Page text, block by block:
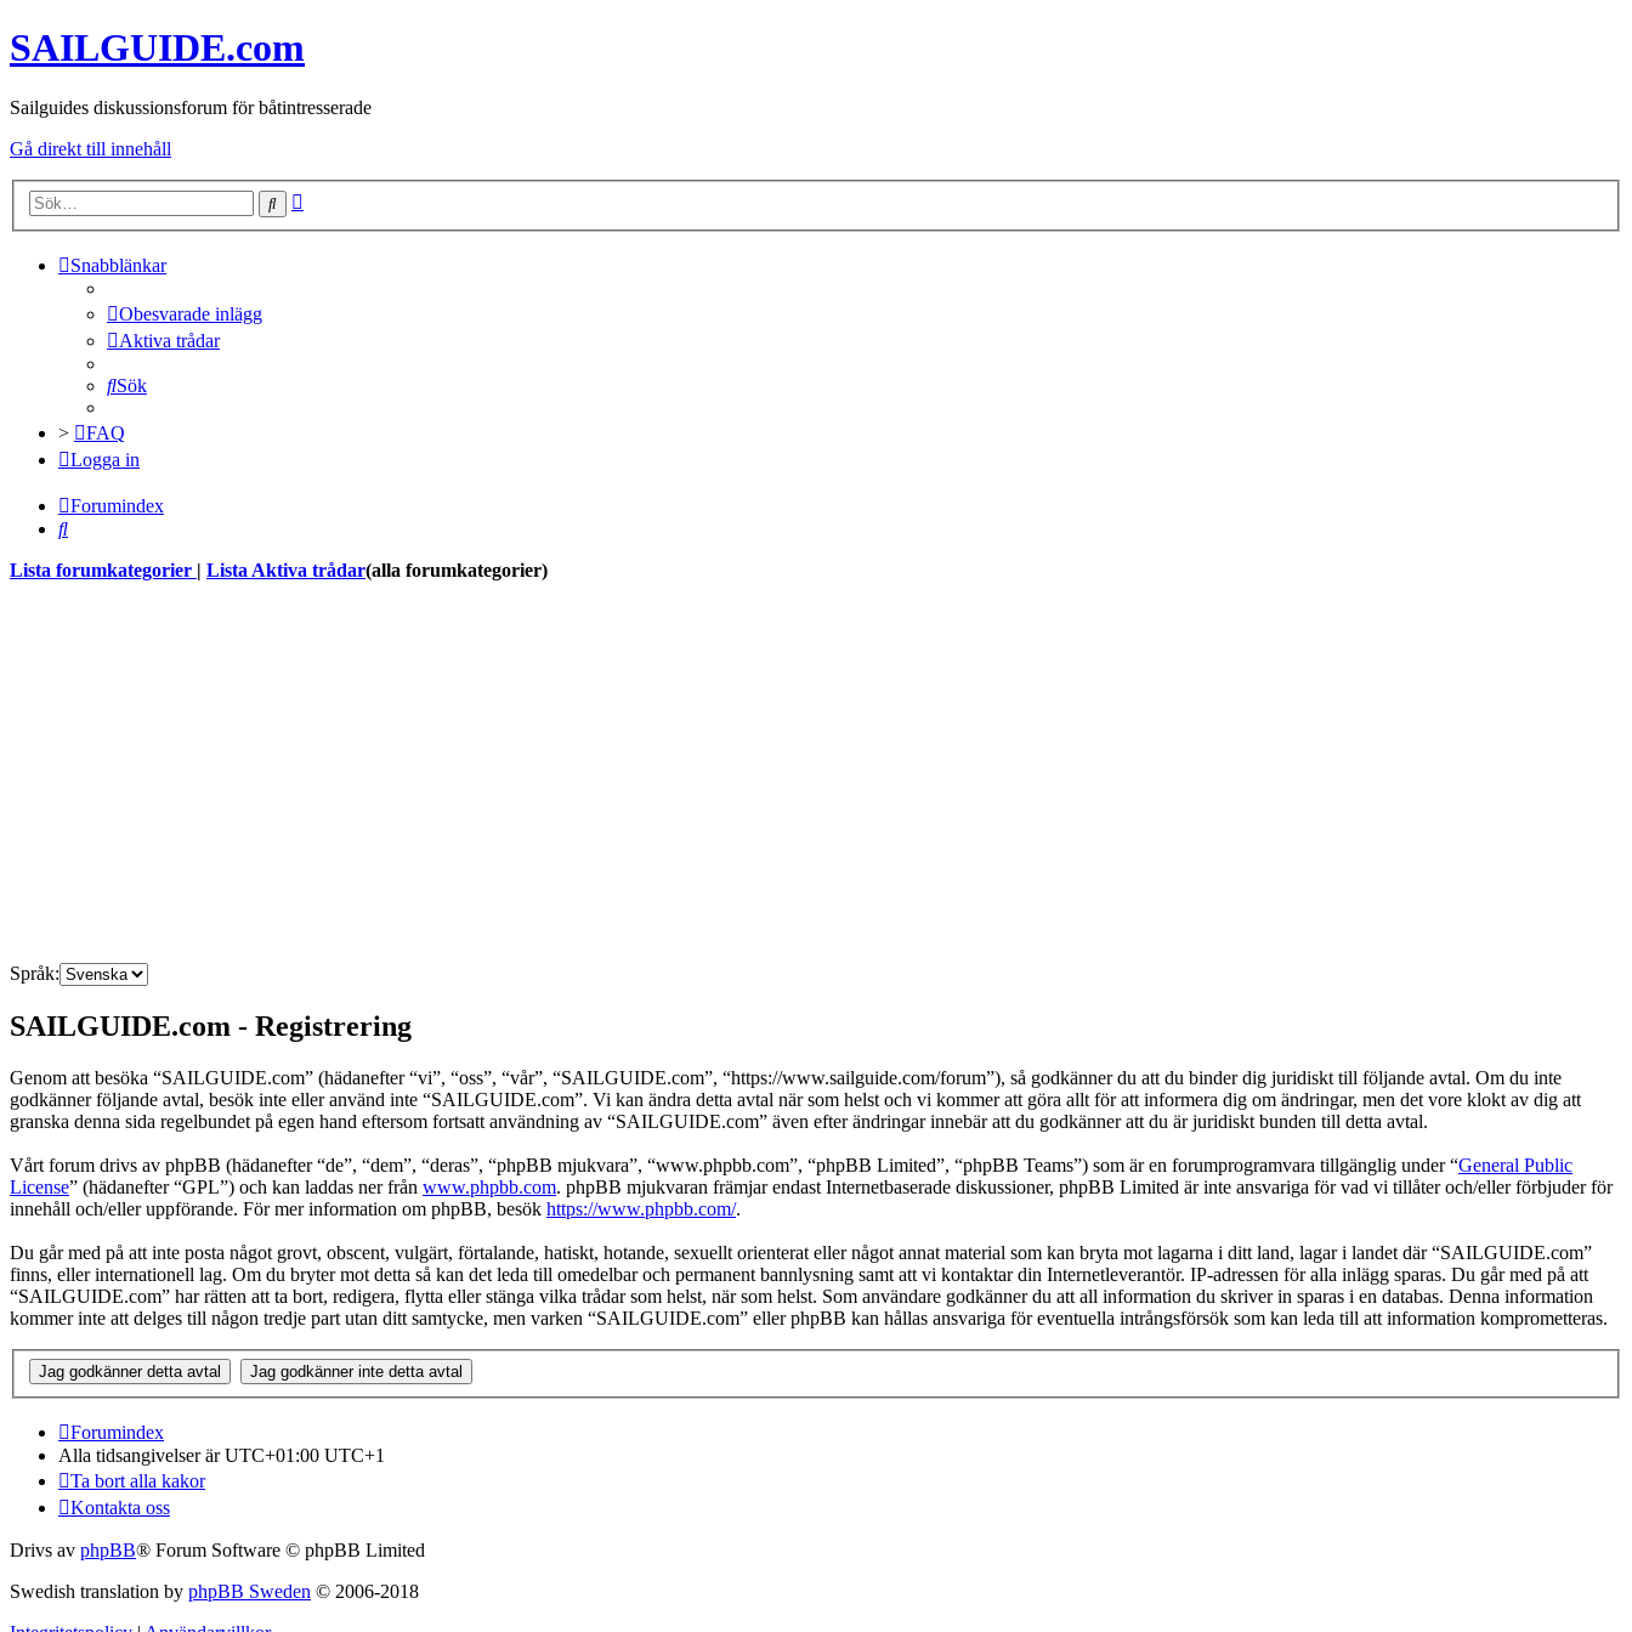
SAILGUIDE.com
Sailguides diskussionsforum för båtintresserade
Gå direkt till innehåll
Sök
Snabblänkar
Obesvarade inlägg
Aktiva trådar
Sök
>
FAQ
Logga in
Forumindex
Sök
Lista forumkategorier Lista Aktiva trådar(alla forumkategorier)
Språk:
SAILGUIDE.com - Registrering
Genom att besöka “SAILGUIDE.com” (hädanefter “vi”, “oss”, “vår”, “SAILGUIDE.com”, “https://www.sailguide.com/forum”), så godkänner du att du binder dig juridiskt till följande avtal. Om du inte
godkänner följande avtal, besök inte eller använd inte “SAILGUIDE.com”. Vi kan ändra detta avtal när som helst och vi kommer att göra allt för att informera dig om ändringar, men det vore klokt av dig att
granska denna sida regelbundet på egen hand eftersom fortsatt användning av “SAILGUIDE.com” även efter ändringar innebär att du godkänner att du är juridiskt bunden till detta avtal.
Vårt forum drivs av phpBB (hädanefter “de”, “dem”, “deras”, “phpBB mjukvara”, “www.phpbb.com”, “phpBB Limited”, “phpBB Teams”) som är en forumprogramvara tillgänglig under “General Public
License” (hädanefter “GPL”) och kan laddas ner från www.phpbb.com. phpBB mjukvaran främjar endast Internetbaserade diskussioner, phpBB Limited är inte ansvariga för vad vi tillåter och/eller förbjuder för
innehåll och/eller uppförande. För mer information om phpBB, besök https://www.phpbb.com/.
Du går med på att inte posta något grovt, obscent, vulgärt, förtalande, hatiskt, hotande, sexuellt orienterat eller något annat material som kan bryta mot lagarna i ditt land, lagar i landet där “SAILGUIDE.com”
finns, eller internationell lag. Om du bryter mot detta så kan det leda till omedelbar och permanent bannlysning samt att vi kontaktar din Internetleverantör. IP-adressen för alla inlägg sparas. Du går med på att
“SAILGUIDE.com” har rätten att ta bort, redigera, flytta eller stänga vilka trådar som helst, när som helst. Som användare godkänner du att all information du skriver in sparas i en databas. Denna information
kommer inte att delges till någon tredje part utan ditt samtycke, men varken “SAILGUIDE.com” eller phpBB kan hållas ansvariga för eventuella intrångsförsök som kan leda till att information komprometteras.
Forumindex
Alla tidsangivelser är UTC+01:00 UTC+1
Ta bort alla kakor
Kontakta oss
Drivs av phpBB® Forum Software © phpBB Limited
Swedish translation by phpBB Sweden © 2006-2018